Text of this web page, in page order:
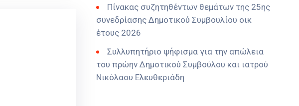
Πίνακας συζητηθέντων θεμάτων της 25ης
συνεδρίασης Δημοτικού Συμβουλίου οικ
έτους 2026
Συλλυπητήριο ψήφισμα για την απώλεια
του πρώην Δημοτικού Συμβούλου και ιατρού
Νικόλαου Ελευθεριάδη